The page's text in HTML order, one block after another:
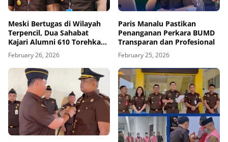
Meski Bertugas di Wilayah
Terpencil, Dua Sahabat
Kajari Alumni 610 Torehkan
Prestasi
February 26, 2026
Paris Manalu Pastikan
Penanganan Perkara BUMD
Transparan dan Profesional
February 25, 2026